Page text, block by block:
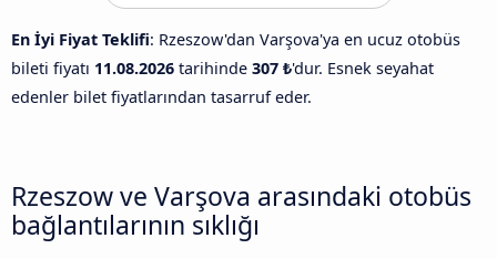
En İyi Fiyat Teklifi: Rzeszow'dan Varşova'ya en ucuz otobüs
bileti fiyatı 11.08.2026 tarihinde 307 ₺'dur. Esnek seyahat
edenler bilet fiyatlarından tasarruf eder.
Rzeszow ve Varşova arasındaki otobüs
bağlantılarının sıklığı